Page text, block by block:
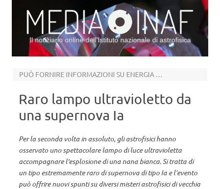
Il notiziario online dell’Istituto nazionale di astrofisica
PUÒ FORNIRE INFORMAZIONI SU ENERGIA OSCURA E FORMAZIONE PLANETARIA
Raro lampo ultravioletto da
una supernova Ia
Per la seconda volta in assoluto, gli astrofisici hanno
osservato uno spettacolare lampo di luce ultravioletta
accompagnare l'esplosione di una nana bianca. Si tratta di
un tipo estremamente raro di supernova di tipo Ia e l’evento
può offrire nuovi spunti su diversi misteri astrofisici di vecchia